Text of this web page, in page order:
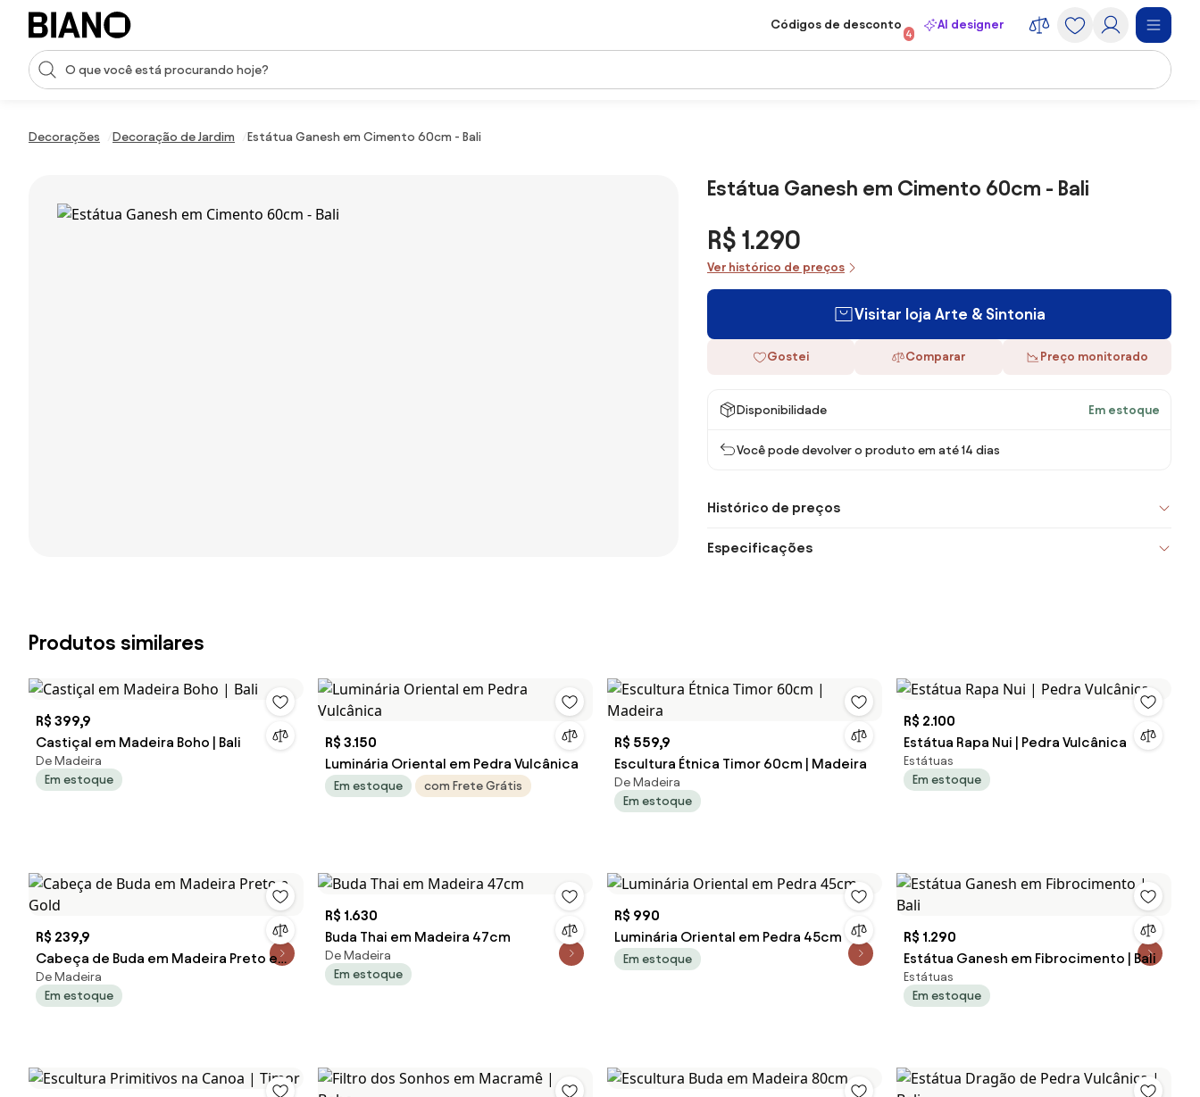
Saltar para o conteúdo
Entrada de pesquisa
Códigos de desconto
4
AI designer
Decorações Decoração de Jardim Estátua Ganesh em Cimento 60cm - Bali
Estátua Ganesh em Cimento 60cm - Bali
R$ 1.290
Ver histórico de preços
Visitar loja Arte & Sintonia
Gostei Comparar Preço monitorado
Disponibilidade Em estoque
Você pode devolver o produto em até 14 dias
Histórico de preços
Especificações
Produtos similares
R$ 399,9
Castiçal em Madeira Boho | Bali
De Madeira
Em estoque
R$ 3.150
Luminária Oriental em Pedra Vulcânica
Em estoque com Frete Grátis
R$ 559,9
Escultura Étnica Timor 60cm | Madeira
De Madeira
Em estoque
R$ 2.100
Estátua Rapa Nui | Pedra Vulcânica
Estátuas
Em estoque
R$ 239,9
Cabeça de Buda em Madeira Preto e
Gold
De Madeira
Em estoque
R$ 1.630
Buda Thai em Madeira 47cm
De Madeira
Em estoque
R$ 990
Luminária Oriental em Pedra 45cm
Em estoque
R$ 1.290
Estátua Ganesh em Fibrocimento | Bali
Estátuas
Em estoque